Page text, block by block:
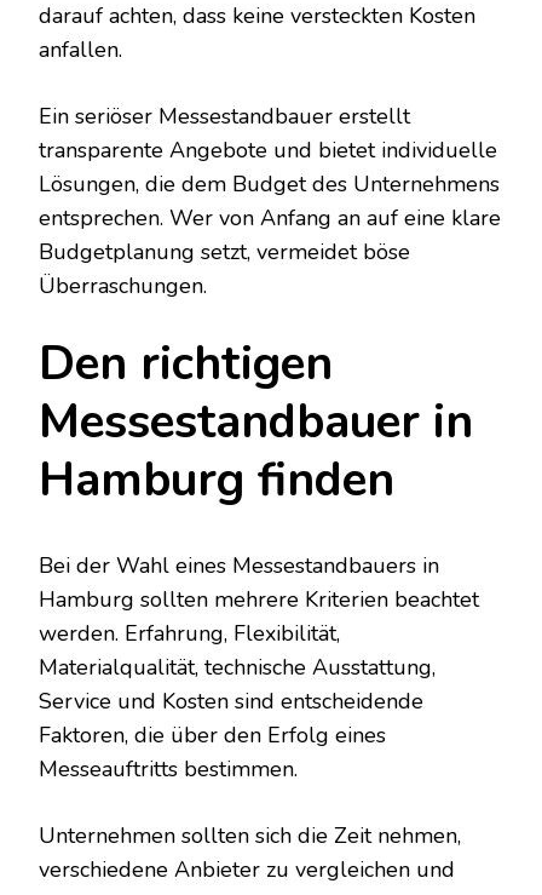
darauf achten, dass keine versteckten Kosten
anfallen.
Ein seriöser Messestandbauer erstellt
transparente Angebote und bietet individuelle
Lösungen, die dem Budget des Unternehmens
entsprechen. Wer von Anfang an auf eine klare
Budgetplanung setzt, vermeidet böse
Überraschungen.
Den richtigen
Messestandbauer in
Hamburg finden
Bei der Wahl eines Messestandbauers in
Hamburg sollten mehrere Kriterien beachtet
werden. Erfahrung, Flexibilität,
Materialqualität, technische Ausstattung,
Service und Kosten sind entscheidende
Faktoren, die über den Erfolg eines
Messeauftritts bestimmen.
Unternehmen sollten sich die Zeit nehmen,
verschiedene Anbieter zu vergleichen und